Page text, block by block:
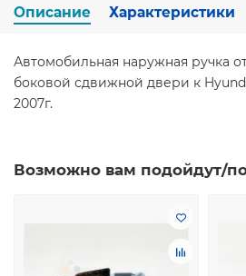
Описание Характеристики
Автомобильная наружная ручка
боковой сдвижной двери к
2007г.
Возможно вам подойдут/